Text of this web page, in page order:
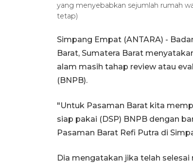
yang menyebabkan sejumlah rumah
tetap)
Simpang Empat (ANTARA) -
Barat, Sumatera Barat
alam masih tahap review atau
(BNPB).
"Untuk Pasaman Barat kita
siap pakai (DSP) BNPB dengan
Pasaman Barat Refi Putra di
Dia mengatakan jika telah